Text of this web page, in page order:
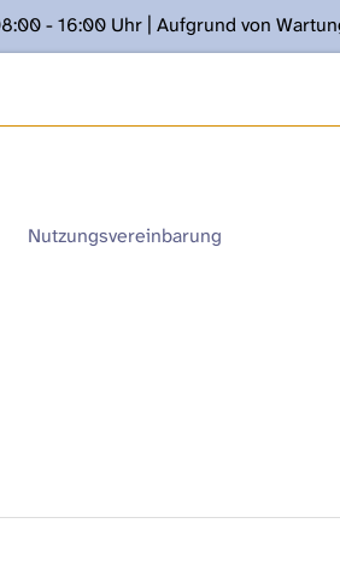
- 16:00 Uhr | Aufgrund von
Nutzungsvereinbarung